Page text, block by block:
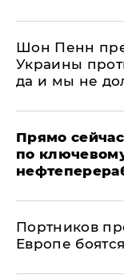
Шон Пенн
Украины
да и мы не
Прямо
по
Портников
Европе